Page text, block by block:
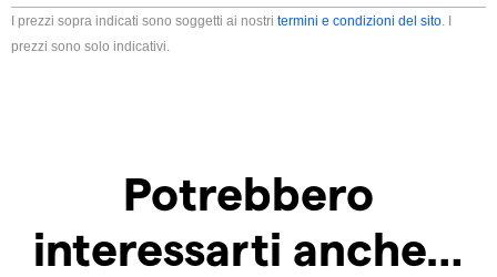
I prezzi sopra indicati sono soggetti ai nostri termini e condizioni del sito. I
prezzi sono solo indicativi.
Potrebbero
interessarti anche…